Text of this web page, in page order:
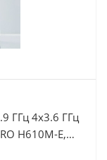
ГГц 4x3.6 ГГц
H610M-E,
8Gb,